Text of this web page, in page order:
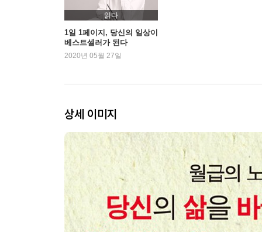
시간 관리는 이제 그만!
?효과적으로 일하기
과도한 정보를 끊는 법
?현명할수록 무시하고 넘어간다
| Step3 | 자동화된 돈벌이 수단, 뮤즈 만들기
-자동화Automation를 위한 A
인생을 아웃소싱하라
?지겨운 일은 맡기고 행복해지기
수입 자동화 과정 1
?뮤즈를 찾아서
수입 자동화 과정 2
읽다
1일 1페이지, 당신의 일상이
베스트셀러가 된다
2020년 05월 27일
상세 이미지